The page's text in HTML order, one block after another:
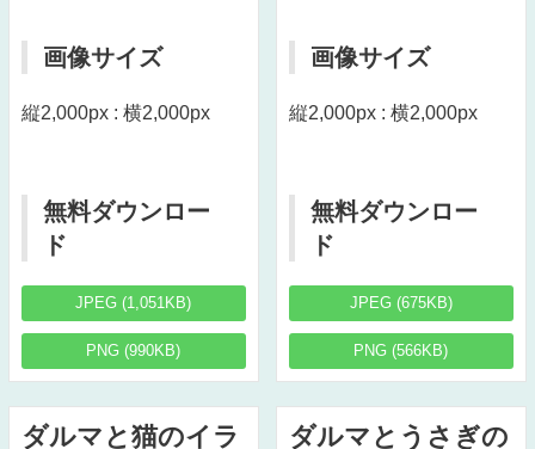
画像サイズ
縦2,000px : 横2,000px
無料ダウンロー
ド
JPEG (1,051KB)
PNG (990KB)
画像サイズ
縦2,000px : 横2,000px
無料ダウンロー
ド
JPEG (675KB)
PNG (566KB)
ダルマと猫のイラ ダルマとうさぎの